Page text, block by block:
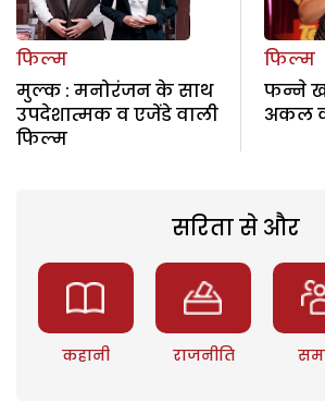
फिल्म
मुल्क : मनोरंजन के साथ
उपदेशात्मक व एजेंडे वाली
फिल्म
फिल्म
फन्ने
अकल
सरिता से और
कहानी राजनीति